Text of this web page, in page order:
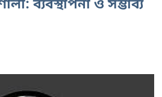
ব্যবস্থাপনা ও সম্ভাব্য